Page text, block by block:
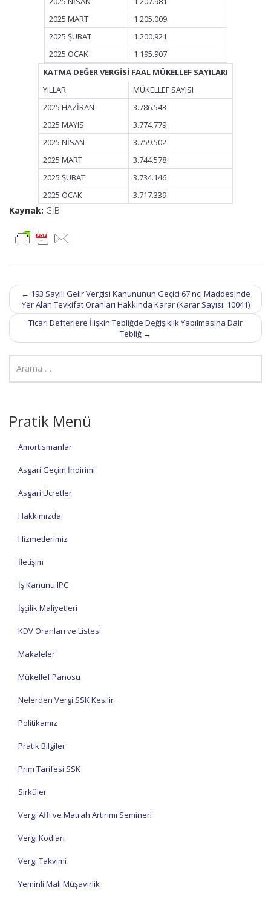
2025 MART
1.205.009
2025 ŞUBAT
1.200.921
2025 OCAK
1.195.907
KATMA DEĞER VERGİSİ FAAL MÜKELLEF SAYILARI
YILLAR
MÜKELLEF SAYISI
2025 HAZİRAN
3.786.543
2025 MAYIS
3.774.779
2025 NİSAN
3.759.502
2025 MART
3.744.578
2025 ŞUBAT
3.734.146
2025 OCAK
3.717.339
Kaynak: GİB
Post
navigation
← 193 Sayılı Gelir Vergisi Kanununun Geçici 67 nci Maddesinde
Yer Alan Tevkifat Oranları Hakkında Karar (Karar Sayısı: 10041)
Ticari Defterlere İlişkin Tebliğde Değişiklik Yapılmasına Dair
Tebliğ →
Pratik Menü
Amortismanlar
Asgari Geçim İndirimi
Asgari Ücretler
Hakkımızda
Hizmetlerimiz
İletişim
İş Kanunu IPC
İşçilik Maliyetleri
KDV Oranları ve Listesi
Makaleler
Mükellef Panosu
Nelerden Vergi SSK Kesilir
Politikamız
Pratik Bilgiler
Prim Tarifesi SSK
Sirküler
Vergi Affı ve Matrah Artırımı Semineri
Vergi Kodları
Vergi Takvimi
Yeminli Mali Müşavirlik